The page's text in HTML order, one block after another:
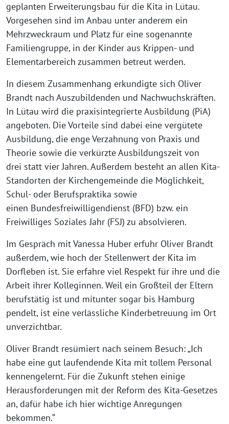
geplanten Erweiterungsbau für die Kita in Lütau.
Vorgesehen sind im Anbau unter anderem ein
Mehrzweckraum und Platz für eine sogenannte
Familiengruppe, in der Kinder aus Krippen- und
Elementarbereich zusammen betreut werden.
In diesem Zusammenhang erkundigte sich Oliver
Brandt nach Auszubildenden und Nachwuchskräften.
In Lütau wird die praxisintegrierte Ausbildung (PiA)
angeboten. Die Vorteile sind dabei eine vergütete
Ausbildung, die enge Verzahnung von Praxis und
Theorie sowie die verkürzte Ausbildungszeit von
drei statt vier Jahren. Außerdem besteht an allen Kita-
Standorten der Kirchengemeinde die Möglichkeit,
Schul- oder Berufspraktika sowie
einen Bundesfreiwilligendienst (BFD) bzw. ein
Freiwilliges Soziales Jahr (FSJ) zu absolvieren.
Im Gespräch mit Vanessa Huber erfuhr Oliver Brandt
außerdem, wie hoch der Stellenwert der Kita im
Dorfleben ist. Sie erfahre viel Respekt für ihre und die
Arbeit ihrer Kolleginnen. Weil ein Großteil der Eltern
berufstätig ist und mitunter sogar bis Hamburg
pendelt, ist eine verlässliche Kinderbetreuung im Ort
unverzichtbar.
Oliver Brandt resümiert nach seinem Besuch: „Ich
habe eine gut laufendende Kita mit tollem Personal
kennengelernt. Für die Zukunft stehen einige
Herausforderungen mit der Reform des Kita-Gesetzes
an, dafür habe ich hier wichtige Anregungen
bekommen.“